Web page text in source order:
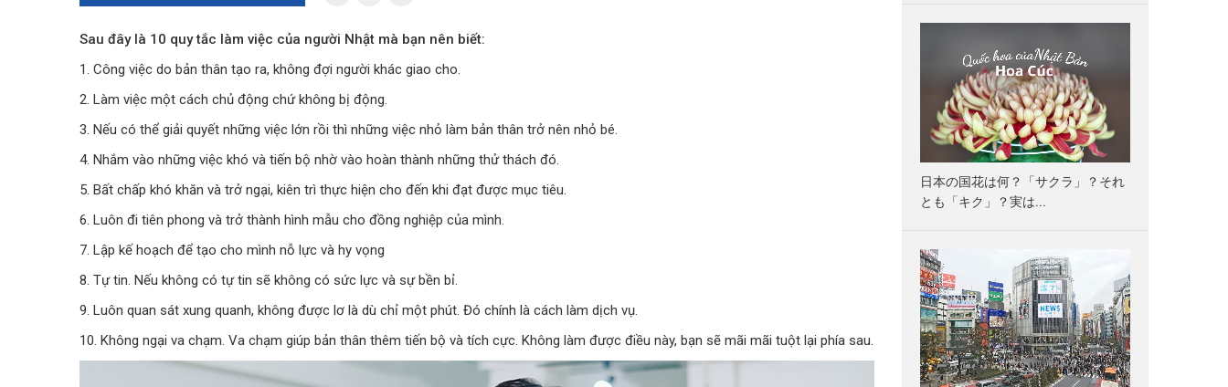
Sau đây là 10 quy tắc làm việc của người Nhật mà bạn nên biết:
1. Công việc do bản thân tạo ra, không đợi người khác giao cho.
2. Làm việc một cách chủ động chứ không bị động.
3. Nếu có thể giải quyết những việc lớn rồi thì những việc nhỏ làm bản thân trở nên nhỏ bé.
4. Nhắm vào những việc khó và tiến bộ nhờ vào hoàn thành những thử thách đó.
5. Bất chấp khó khăn và trở ngại, kiên trì thực hiện cho đến khi đạt được mục tiêu.
6. Luôn đi tiên phong và trở thành hình mẫu cho đồng nghiệp của mình.
7. Lập kế hoạch để tạo cho mình nỗ lực và hy vọng
8. Tự tin. Nếu không có tự tin sẽ không có sức lực và sự bền bỉ.
9. Luôn quan sát xung quanh, không được lơ là dù chỉ một phút. Đó chính là cách làm dịch vụ.
10. Không ngại va chạm. Va chạm giúp bản thân thêm tiến bộ và tích cực. Không làm được điều này, bạn sẽ mãi mãi tuột lại phía sau.
日本の国花は何？「サクラ」？それ
とも「キク」？実は...